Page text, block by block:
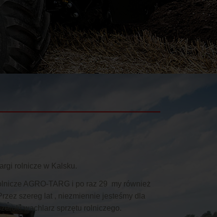
rolnicze w Kalsku.
AGRO-TARG i po raz 29 my również
szereg lat , niezmiennie jesteśmy dla
wachlarz sprzętu rolniczego.